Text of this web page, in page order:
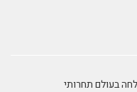
בעולם תחרותי